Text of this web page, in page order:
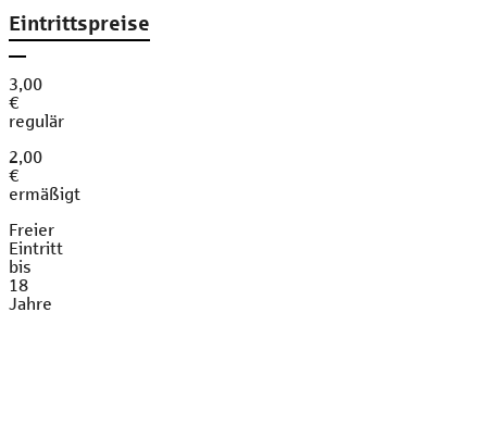
Eintrittspreise
3,00
€
regulär
2,00
€
ermäßigt
Freier
Eintritt
bis
18
Jahre